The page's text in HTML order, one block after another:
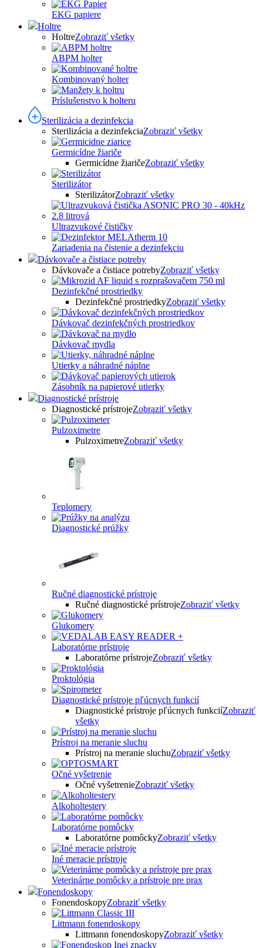
EKG papiere
Holtre
HoltreZobraziť všetky
ABPM holter
Kombinovaný holter
Príslušenstvo k holteru
Sterilizácia a dezinfekcia
Sterilizácia a dezinfekciaZobraziť všetky
Germicídne žiariče
Germicídne žiaričeZobraziť všetky
Sterilizátor
SterilizátorZobraziť všetky
Ultrazvukové čističky
Zariadenia na čistenie a dezinfekciu
Dávkovače a čistiace potreby
Dávkovače a čistiace potrebyZobraziť všetky
Dezinfekčné prostriedky
Dezinfekčné prostriedkyZobraziť všetky
Dávkovač dezinfekčných prostriedkov
Dávkovač mydla
Utierky a náhradné náplne
Zásobník na papierové utierky
Diagnostické prístroje
Diagnostické prístrojeZobraziť všetky
Pulzoximetre
PulzoximetreZobraziť všetky
Teplomery
Diagnostické prúžky
Ručné diagnostické prístroje
Ručné diagnostické prístrojeZobraziť všetky
Glukomery
Laboratórne prístroje
Laboratórne prístrojeZobraziť všetky
Proktológia
Diagnostické prístroje pľúcnych funkcií
Diagnostické prístroje pľúcnych funkciíZobraziť
všetky
Prístroj na meranie sluchu
Prístroj na meranie sluchuZobraziť všetky
Očné vyšetrenie
Očné vyšetrenieZobraziť všetky
Alkoholtestery
Laboratórne pomôcky
Laboratórne pomôckyZobraziť všetky
Iné meracie prístroje
Veterinárne pomôcky a prístroje pre prax
Fonendoskopy
FonendoskopyZobraziť všetky
Littmann fonendoskopy
Littmann fonendoskopyZobraziť všetky